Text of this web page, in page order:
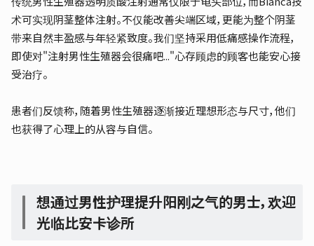
术可实现阴茎整体注射。不仅能改善尖端区域，更能为整个阴茎
带来自然丰盈感与年轻紧致度。我们坚持采用低痛感操作流程，
即使对"注射男性生殖器会很痛吧..."心存顾虑的顾客也能安心接
受治疗。
患者们反馈称，随着男性生殖器逐渐接近理想形态与尺寸，他们
也获得了心理上的从容与自信。
想通过男性护理提升阳刚之气的男士，欢迎
光临比安卡诊所